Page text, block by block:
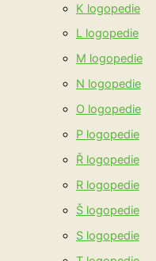
K logopedie
L logopedie
M logopedie
N logopedie
O logopedie
P logopedie
Ř logopedie
R logopedie
Š logopedie
S logopedie